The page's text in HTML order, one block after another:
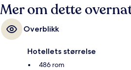
Mer om dette
Overblikk
Hotellets størrelse
486 rom